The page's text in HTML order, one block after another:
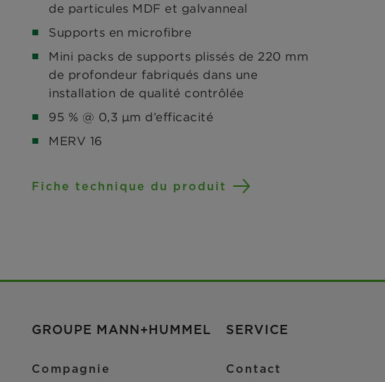
de particules MDF et galvanneal
Supports en microfibre
Mini packs de supports plissés de 220 mm
de profondeur fabriqués dans une
installation de qualité contrôlée
95 % @ 0,3 μm d’efficacité
MERV 16
Fiche technique du produit
GROUPE MANN+HUMMEL
Compagnie
SERVICE
Contact